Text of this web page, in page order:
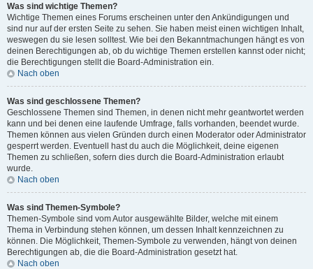
Was sind wichtige Themen?
Wichtige Themen eines Forums erscheinen unter den Ankündigungen und
sind nur auf der ersten Seite zu sehen. Sie haben meist einen wichtigen Inhalt,
weswegen du sie lesen solltest. Wie bei den Bekanntmachungen hängt es von
deinen Berechtigungen ab, ob du wichtige Themen erstellen kannst oder nicht;
die Berechtigungen stellt die Board-Administration ein.
Nach oben
Was sind geschlossene Themen?
Geschlossene Themen sind Themen, in denen nicht mehr geantwortet werden
kann und bei denen eine laufende Umfrage, falls vorhanden, beendet wurde.
Themen können aus vielen Gründen durch einen Moderator oder Administrator
gesperrt werden. Eventuell hast du auch die Möglichkeit, deine eigenen
Themen zu schließen, sofern dies durch die Board-Administration erlaubt
wurde.
Nach oben
Was sind Themen-Symbole?
Themen-Symbole sind vom Autor ausgewählte Bilder, welche mit einem
Thema in Verbindung stehen können, um dessen Inhalt kennzeichnen zu
können. Die Möglichkeit, Themen-Symbole zu verwenden, hängt von deinen
Berechtigungen ab, die die Board-Administration gesetzt hat.
Nach oben